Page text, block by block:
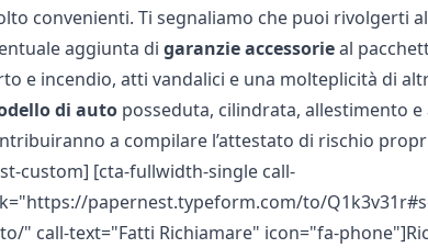
convenienti. Ti segnaliamo che puoi rivolgerti
aggiunta di garanzie accessorieal
e incendio, atti vandalici e una molteplicità di
di autoposseduta, cilindrata, allestimento
a compilare l’attestato di rischio
custom] [cta-fullwidth-single call-
papernest.typeform.com/to/
" call-text="Fatti Richiamare" icon="fa-